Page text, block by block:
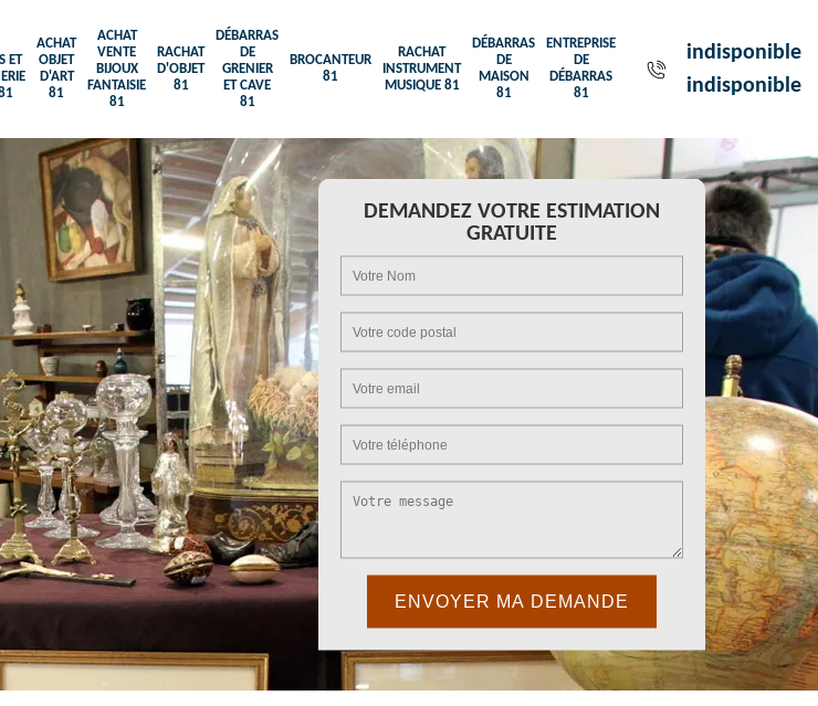
ET
ACHAT
OBJET
D'ART
81
ACHAT
VENTE
BIJOUX
FANTAISIE
81
RACHAT
D'OBJET
81
DÉBARRAS
DE
GRENIER
ET CAVE
81
BROCANTEUR
81
RACHAT
INSTRUMENT
MUSIQUE 81
DÉBARRAS
DE
MAISON
81
ENTREPRISE
DE
DÉBARRAS
81
indisponible
indisponible
DEMANDEZ VOTRE ESTIMATION
GRATUITE